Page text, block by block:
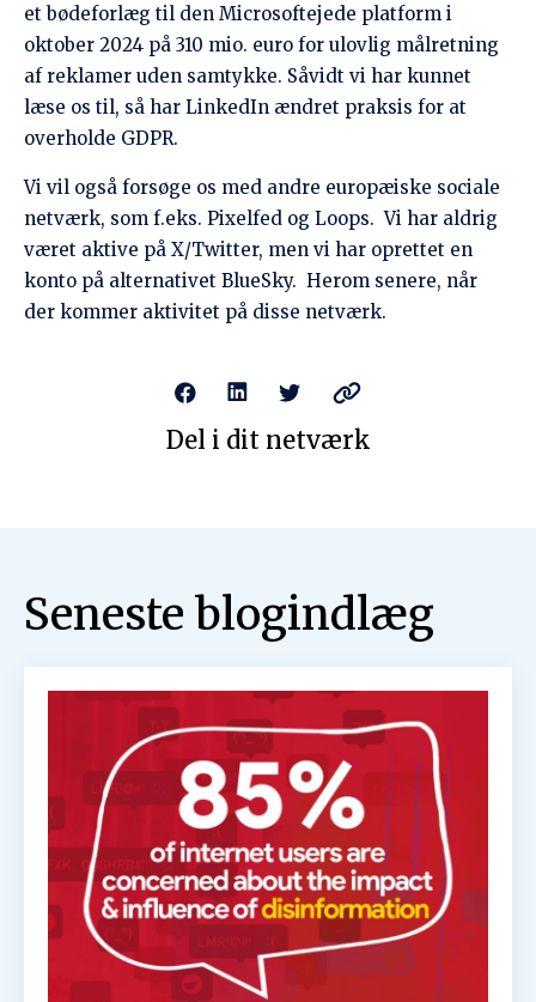
der kommer aktivitet på disse netværk.
Del i dit netværk
Seneste blogindlæg
International Uddannelsesdag:
modvirk hadefuld tale
25. januar 2024
Johnny Baltzersen